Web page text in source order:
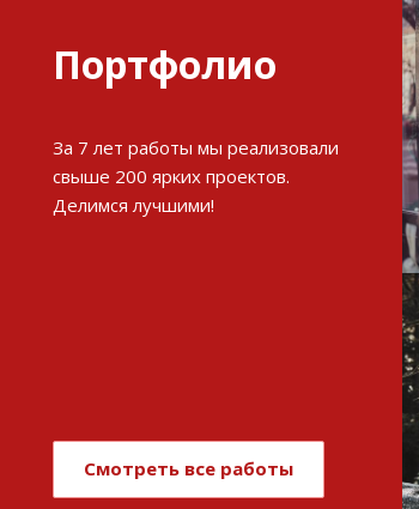
Портфолио
За 7 лет работы мы реализовали
свыше 200 ярких проектов.
Делимся лучшими!
Смотреть все работы